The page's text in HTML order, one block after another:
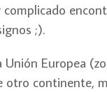
;).
Europea
otro continente,